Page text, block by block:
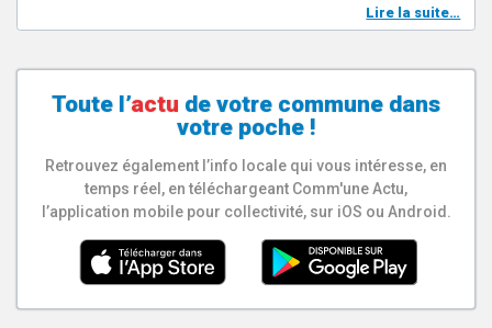
Lire la suite…
Toute l’actu de votre commune dans
votre poche !
Retrouvez également l’info locale qui vous intéresse, en
temps réel, en téléchargeant Comm'une Actu,
l’application mobile pour collectivité, sur iOS ou Android.